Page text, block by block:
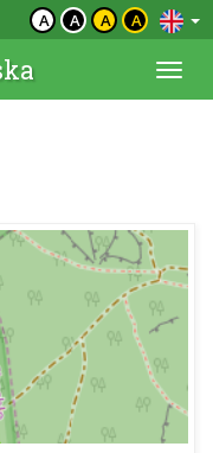
A A A A